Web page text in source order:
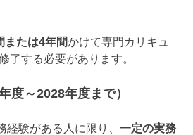
または4年間かけて専門カリキュ
了する必要があります。
度～2028年度まで）
験がある人に限り、 一定の実務